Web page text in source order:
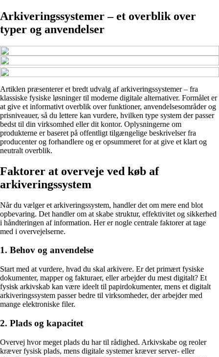
Arkiveringssystemer – et overblik over
typer og anvendelser
Artiklen præsenterer et bredt udvalg af arkiveringssystemer – fra
klassiske fysiske løsninger til moderne digitale alternativer. Formålet er
at give et informativt overblik over funktioner, anvendelsesområder og
prisniveauer, så du lettere kan vurdere, hvilken type system der passer
bedst til din virksomhed eller dit kontor. Oplysningerne om
produkterne er baseret på offentligt tilgængelige beskrivelser fra
producenter og forhandlere og er opsummeret for at give et klart og
neutralt overblik.
Faktorer at overveje ved køb af
arkiveringssystem
Når du vælger et arkiveringssystem, handler det om mere end blot
opbevaring. Det handler om at skabe struktur, effektivitet og sikkerhed
i håndteringen af information. Her er nogle centrale faktorer at tage
med i overvejelserne.
1. Behov og anvendelse
Start med at vurdere, hvad du skal arkivere. Er det primært fysiske
dokumenter, mapper og fakturaer, eller arbejder du mest digitalt? Et
fysisk arkivskab kan være ideelt til papirdokumenter, mens et digitalt
arkiveringssystem passer bedre til virksomheder, der arbejder med
mange elektroniske filer.
2. Plads og kapacitet
Overvej hvor meget plads du har til rådighed. Arkivskabe og reoler
kræver fysisk plads, mens digitale systemer kræver server- eller